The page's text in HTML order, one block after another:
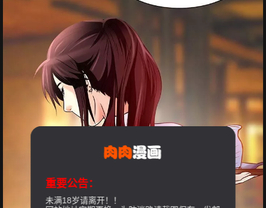
重要公告：
未满18岁请离开！！